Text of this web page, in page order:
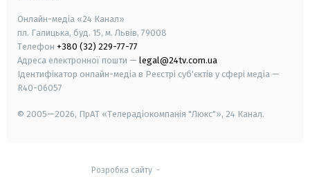
Онлайн-медіа «24 Канал»
пл. Галицька, буд. 15, м. Львів, 79008
Телефон +380 (32) 229-77-77
Адреса електронної пошти — legal@24tv.com.ua
Ідентифікатор онлайн-медіа в Реєстрі суб'єктів у сфері медіа —
R40-06057
© 2005—2026, ПрАТ «Телерадіокомпанія "Люкс"», 24 Канал.
Розробка сайту-